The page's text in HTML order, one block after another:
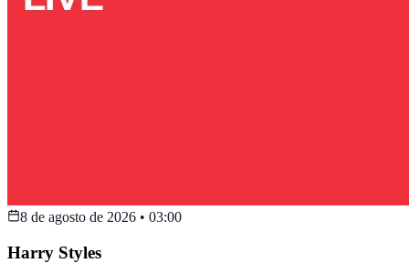
8 de agosto de 2026 • 03:00
Harry Styles